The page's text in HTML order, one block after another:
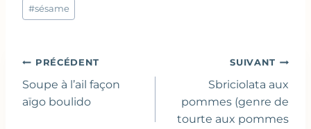
la#sésame
Navigation
de
l’article
PRÉCÉDENT
Soupe à l’ail façon
aïgo boulido
SUIVANT
Sbriciolata aux
pommes (genre de
tourte aux pommes